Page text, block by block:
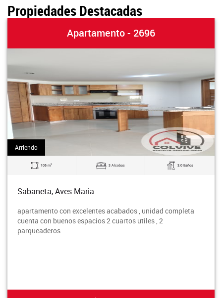
Propiedades Destacadas
Apartamento - 2696
Arriendo
105 m2 3 Alcobas 3.0 Baños
Sabaneta, Aves Maria
apartamento con excelentes acabados , unidad completa
cuenta con buenos espacios 2 cuartos utiles , 2
parqueaderos